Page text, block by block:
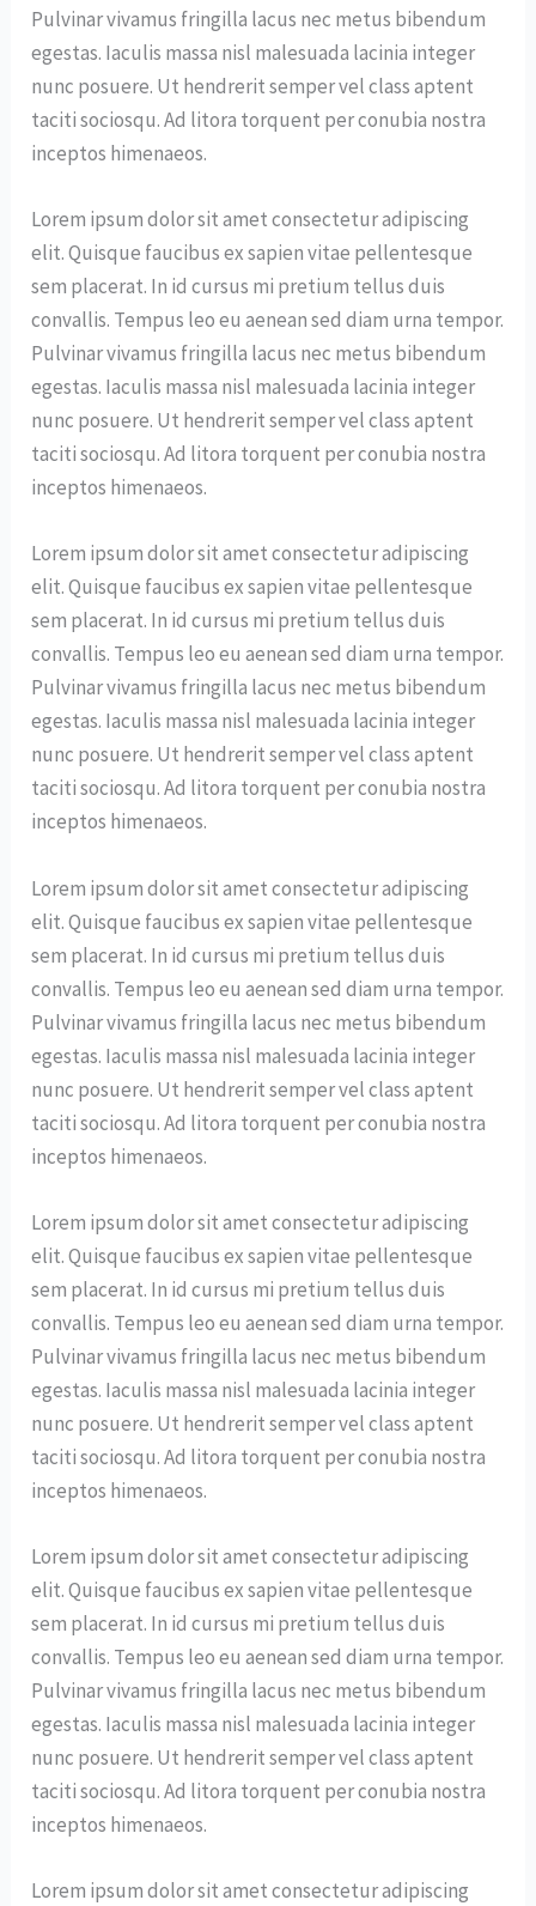
Pulvinar vivamus fringilla lacus nec metus bibendum
egestas. Iaculis massa nisl malesuada lacinia integer
nunc posuere. Ut hendrerit semper vel class aptent
taciti sociosqu. Ad litora torquent per conubia nostra
inceptos himenaeos.
Lorem ipsum dolor sit amet consectetur adipiscing
elit. Quisque faucibus ex sapien vitae pellentesque
sem placerat. In id cursus mi pretium tellus duis
convallis. Tempus leo eu aenean sed diam urna tempor.
Pulvinar vivamus fringilla lacus nec metus bibendum
egestas. Iaculis massa nisl malesuada lacinia integer
nunc posuere. Ut hendrerit semper vel class aptent
taciti sociosqu. Ad litora torquent per conubia nostra
inceptos himenaeos.
Lorem ipsum dolor sit amet consectetur adipiscing
elit. Quisque faucibus ex sapien vitae pellentesque
sem placerat. In id cursus mi pretium tellus duis
convallis. Tempus leo eu aenean sed diam urna tempor.
Pulvinar vivamus fringilla lacus nec metus bibendum
egestas. Iaculis massa nisl malesuada lacinia integer
nunc posuere. Ut hendrerit semper vel class aptent
taciti sociosqu. Ad litora torquent per conubia nostra
inceptos himenaeos.
Lorem ipsum dolor sit amet consectetur adipiscing
elit. Quisque faucibus ex sapien vitae pellentesque
sem placerat. In id cursus mi pretium tellus duis
convallis. Tempus leo eu aenean sed diam urna tempor.
Pulvinar vivamus fringilla lacus nec metus bibendum
egestas. Iaculis massa nisl malesuada lacinia integer
nunc posuere. Ut hendrerit semper vel class aptent
taciti sociosqu. Ad litora torquent per conubia nostra
inceptos himenaeos.
Lorem ipsum dolor sit amet consectetur adipiscing
elit. Quisque faucibus ex sapien vitae pellentesque
sem placerat. In id cursus mi pretium tellus duis
convallis. Tempus leo eu aenean sed diam urna tempor.
Pulvinar vivamus fringilla lacus nec metus bibendum
egestas. Iaculis massa nisl malesuada lacinia integer
nunc posuere. Ut hendrerit semper vel class aptent
taciti sociosqu. Ad litora torquent per conubia nostra
inceptos himenaeos.
Lorem ipsum dolor sit amet consectetur adipiscing
elit. Quisque faucibus ex sapien vitae pellentesque
sem placerat. In id cursus mi pretium tellus duis
convallis. Tempus leo eu aenean sed diam urna tempor.
Pulvinar vivamus fringilla lacus nec metus bibendum
egestas. Iaculis massa nisl malesuada lacinia integer
nunc posuere. Ut hendrerit semper vel class aptent
taciti sociosqu. Ad litora torquent per conubia nostra
inceptos himenaeos.
Lorem ipsum dolor sit amet consectetur adipiscing